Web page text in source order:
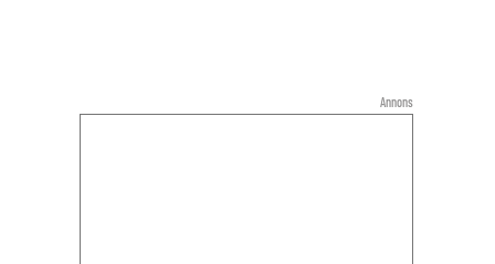
Annons